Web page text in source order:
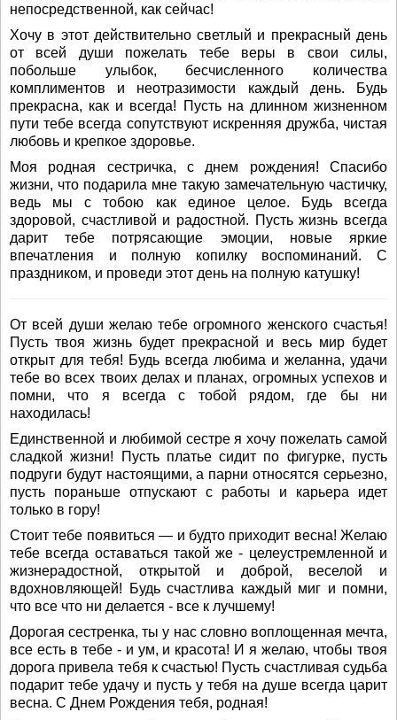
непосредственной, как сейчас!
Хочу в этот действительно светлый и прекрасный день
от всей души пожелать тебе веры в свои силы,
побольше улыбок, бесчисленного количества
комплиментов и неотразимости каждый день. Будь
прекрасна, как и всегда! Пусть на длинном жизненном
пути тебе всегда сопутствуют искренняя дружба, чистая
любовь и крепкое здоровье.
Моя родная сестричка, с днем рождения! Спасибо
жизни, что подарила мне такую замечательную частичку,
ведь мы с тобою как единое целое. Будь всегда
здоровой, счастливой и радостной. Пусть жизнь всегда
дарит тебе потрясающие эмоции, новые яркие
впечатления и полную копилку воспоминаний. С
праздником, и проведи этот день на полную катушку!
От всей души желаю тебе огромного женского счастья!
Пусть твоя жизнь будет прекрасной и весь мир будет
открыт для тебя! Будь всегда любима и желанна, удачи
тебе во всех твоих делах и планах, огромных успехов и
помни, что я всегда с тобой рядом, где бы ни
находилась!
Единственной и любимой сестре я хочу пожелать самой
сладкой жизни! Пусть платье сидит по фигурке, пусть
подруги будут настоящими, а парни относятся серьезно,
пусть пораньше отпускают с работы и карьера идет
только в гору!
Стоит тебе появиться — и будто приходит весна! Желаю
тебе всегда оставаться такой же - целеустремленной и
жизнерадостной, открытой и доброй, веселой и
вдохновляющей! Будь счастлива каждый миг и помни,
что все что ни делается - все к лучшему!
Дорогая сестренка, ты у нас словно воплощенная мечта,
все есть в тебе - и ум, и красота! И я желаю, чтобы твоя
дорога привела тебя к счастью! Пусть счастливая судьба
подарит тебе удачу и пусть у тебя на душе всегда царит
весна. С Днем Рождения тебя, родная!